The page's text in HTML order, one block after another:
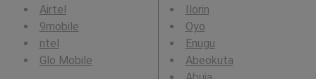
Airtel
9mobile
ntel
Glo Mobile
Ilorin
Oyo
Enugu
Abeokuta